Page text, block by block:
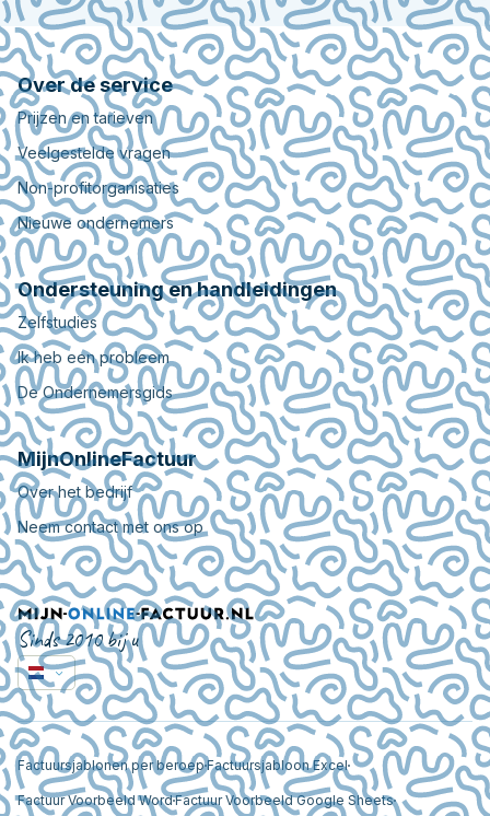
Over de service
Prijzen en tarieven
Veelgestelde vragen
Non-profitorganisaties
Nieuwe ondernemers
Ondersteuning en handleidingen
Zelfstudies
Ik heb een probleem
De Ondernemersgids
MijnOnlineFactuur
Over het bedrijf
Neem contact met ons op
Sinds 2010 bij u
Factuursjablonen per beroep Factuursjabloon Excel
Factuur Voorbeeld WordFactuur Voorbeeld Google Sheets